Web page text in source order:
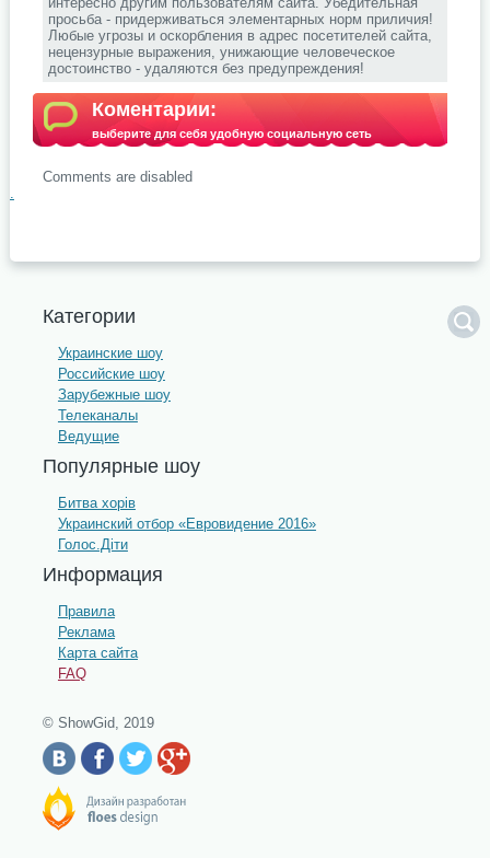
просьба - придерживаться элементарных норм приличия!
Любые угрозы и оскорбления в адрес посетителей сайта,
нецензурные выражения, унижающие человеческое
достоинство - удаляются без предупреждения!
Коментарии:
выберите для себя удобную социальную сеть
Comments are disabled
.
Категории
Украинские шоу
Российские шоу
Зарубежные шоу
Телеканалы
Ведущие
Популярные шоу
Битва хорів
Украинский отбор «Евровидение 2016»
Голос.Діти
Информация
Правила
Реклама
Карта сайта
FAQ
© ShowGid, 2019